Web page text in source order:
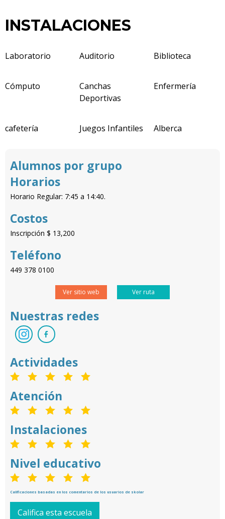
INSTALACIONES
Laboratorio Auditorio Biblioteca
Cómputo
Canchas
Deportivas
Enfermería
cafetería Juegos Infantiles Alberca
Alumnos por grupo
Horarios
Horario Regular: 7:45 a 14:40.
Costos
Inscripción $ 13,200
Teléfono
449 378 0100
Ver sitio web Ver ruta
Nuestras redes
Actividades
Atención
Instalaciones
Nivel educativo
Calificaciones basadas en los comentarios de los usuarios de skolar
Califica esta escuela